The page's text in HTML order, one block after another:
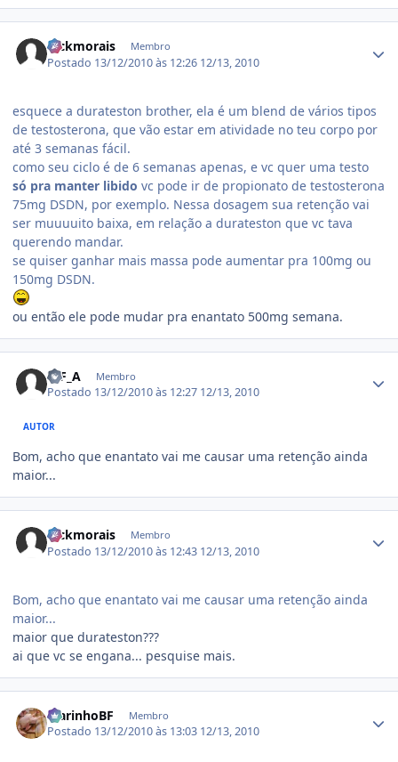
hickmorais Membro
Postado 13/12/2010 às 12:26 12/13, 2010
esquece a durateston brother, ela é um blend de vários tipos
de testosterona, que vão estar em atividade no teu corpo por
até 3 semanas fácil.
como seu ciclo é de 6 semanas apenas, e vc quer uma testo
só pra manter libido vc pode ir de propionato de testosterona
75mg DSDN, por exemplo. Nessa dosagem sua retenção vai
ser muuuuito baixa, em relação a durateston que vc tava
querendo mandar.
se quiser ganhar mais massa pode aumentar pra 100mg ou
150mg DSDN.
ou então ele pode mudar pra enantato 500mg semana.
T_F_A Membro
Postado 13/12/2010 às 12:27 12/13, 2010
AUTOR
Bom, acho que enantato vai me causar uma retenção ainda
maior...
hickmorais Membro
Postado 13/12/2010 às 12:43 12/13, 2010
Bom, acho que enantato vai me causar uma retenção ainda
maior...
maior que durateston???
ai que vc se engana... pesquise mais.
MarinhoBF Membro
Postado 13/12/2010 às 13:03 12/13, 2010